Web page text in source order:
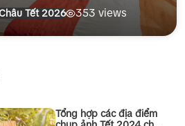
Tết 2026 353 views
Tổng hợp các địa điểm